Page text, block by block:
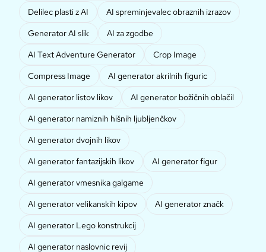
Delilec plasti z AI
AI spreminjevalec obraznih izrazov
Generator AI slik
AI za zgodbe
AI Text Adventure Generator
Crop Image
Compress Image
AI generator akrilnih figuric
AI generator listov likov
AI generator božičnih oblačil
AI generator namiznih hišnih ljubljenčkov
AI generator dvojnih likov
AI generator fantazijskih likov
AI generator figur
AI generator vmesnika galgame
AI generator velikanskih kipov
AI generator značk
AI generator Lego konstrukcij
AI generator naslovnic revij